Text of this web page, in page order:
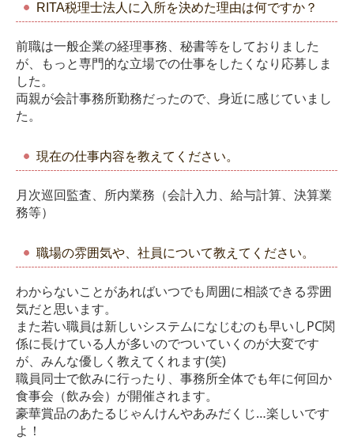
RITA税理士法人に入所を決めた理由は何ですか？
前職は一般企業の経理事務、秘書等をしておりました
が、
もっと専門的な立場での仕事をしたくなり応募しま
した。
両親が会計事務所勤務だったので、身近に感じていまし
た。
現在の仕事内容を教えてください。
月次巡回監査、所内業務（会計入力、給与計算、決算業
務等）
職場の雰囲気や、社員について教えてください。
わからないことがあればいつでも周囲に相談できる雰囲
気だと思います。
また若い職員は新しいシステムになじむのも早いしPC関
係に長けている人が多いのでついていくのが大変です
が、みんな優しく教えてくれます(笑)
職員同士で飲みに行ったり、事務所全体でも年に何回か
食事会（飲み会）が開催されます。
豪華賞品のあたるじゃんけんやあみだくじ…楽しいです
よ！